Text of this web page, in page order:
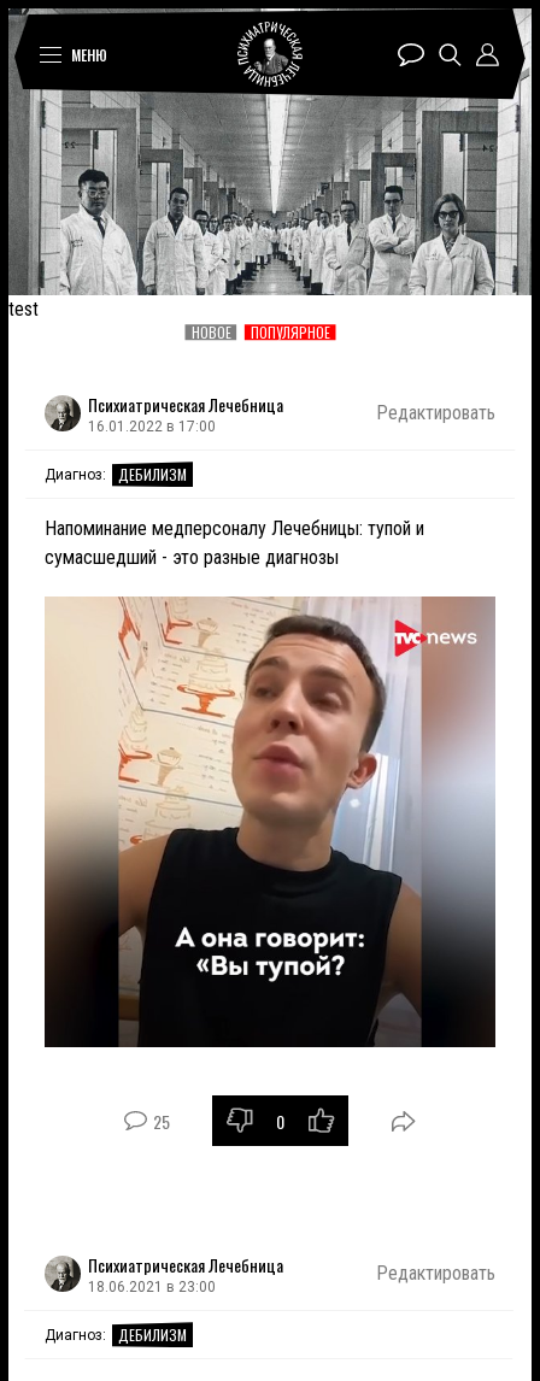
МЕНЮ
test
НОВОЕ ПОПУЛЯРНОЕ
Психиатрическая Лечебница
16.01.2022 в 17:00
Редактировать
Диагноз: ДЕБИЛИЗМ
Напоминание медперсоналу Лечебницы: тупой и
сумасшедший - это разные диагнозы
25 0
Психиатрическая Лечебница
18.06.2021 в 23:00
Редактировать
Диагноз: ДЕБИЛИЗМ